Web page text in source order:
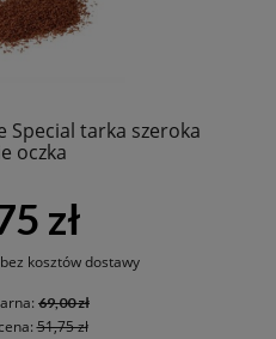
Special tarka szeroka
oczka
zł
kosztów dostawy
69,00 zł
51,75 zł